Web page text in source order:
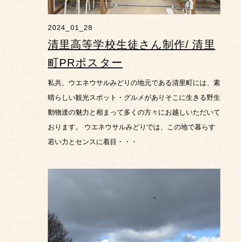
2024_01_28
清里高等学校生徒さん制作/ 清里
町PRポスター
私共、ウエネウサルみどりの地元である清里町には、素
晴らしい観光スポット・グルメがありそこに生きる野生
動物達の魅力と相まって多くの方々にお越しいただいて
おります。 ウエネウサルみどりでは、この地で暮らす
若い力とセンスに着目・・・